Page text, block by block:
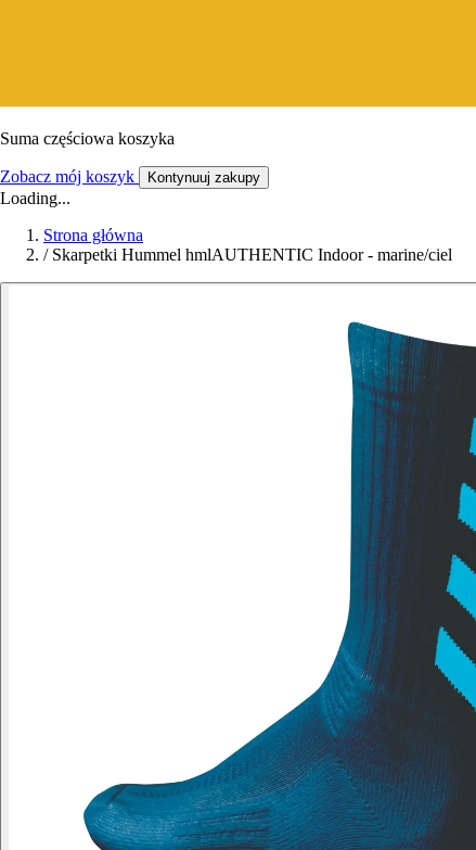
Suma częściowa koszyka
Zobacz mój koszyk Kontynuuj zakupy
Loading...
Strona główna
/ Skarpetki Hummel hmlAUTHENTIC Indoor - marine/ciel